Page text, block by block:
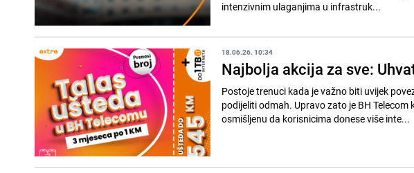
intenzivnim ulaganjima u infrastruk...
18.06.26. 10:34
Najbolja akcija za sve:
Postoje trenuci kada je važno biti uvijek
podijeliti odmah. Upravo zato je BH
osmišljenu da korisnicima donese više inte...